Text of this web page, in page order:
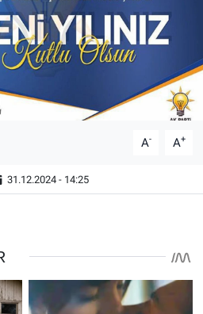
A- A+
31.12.2024 - 14:25